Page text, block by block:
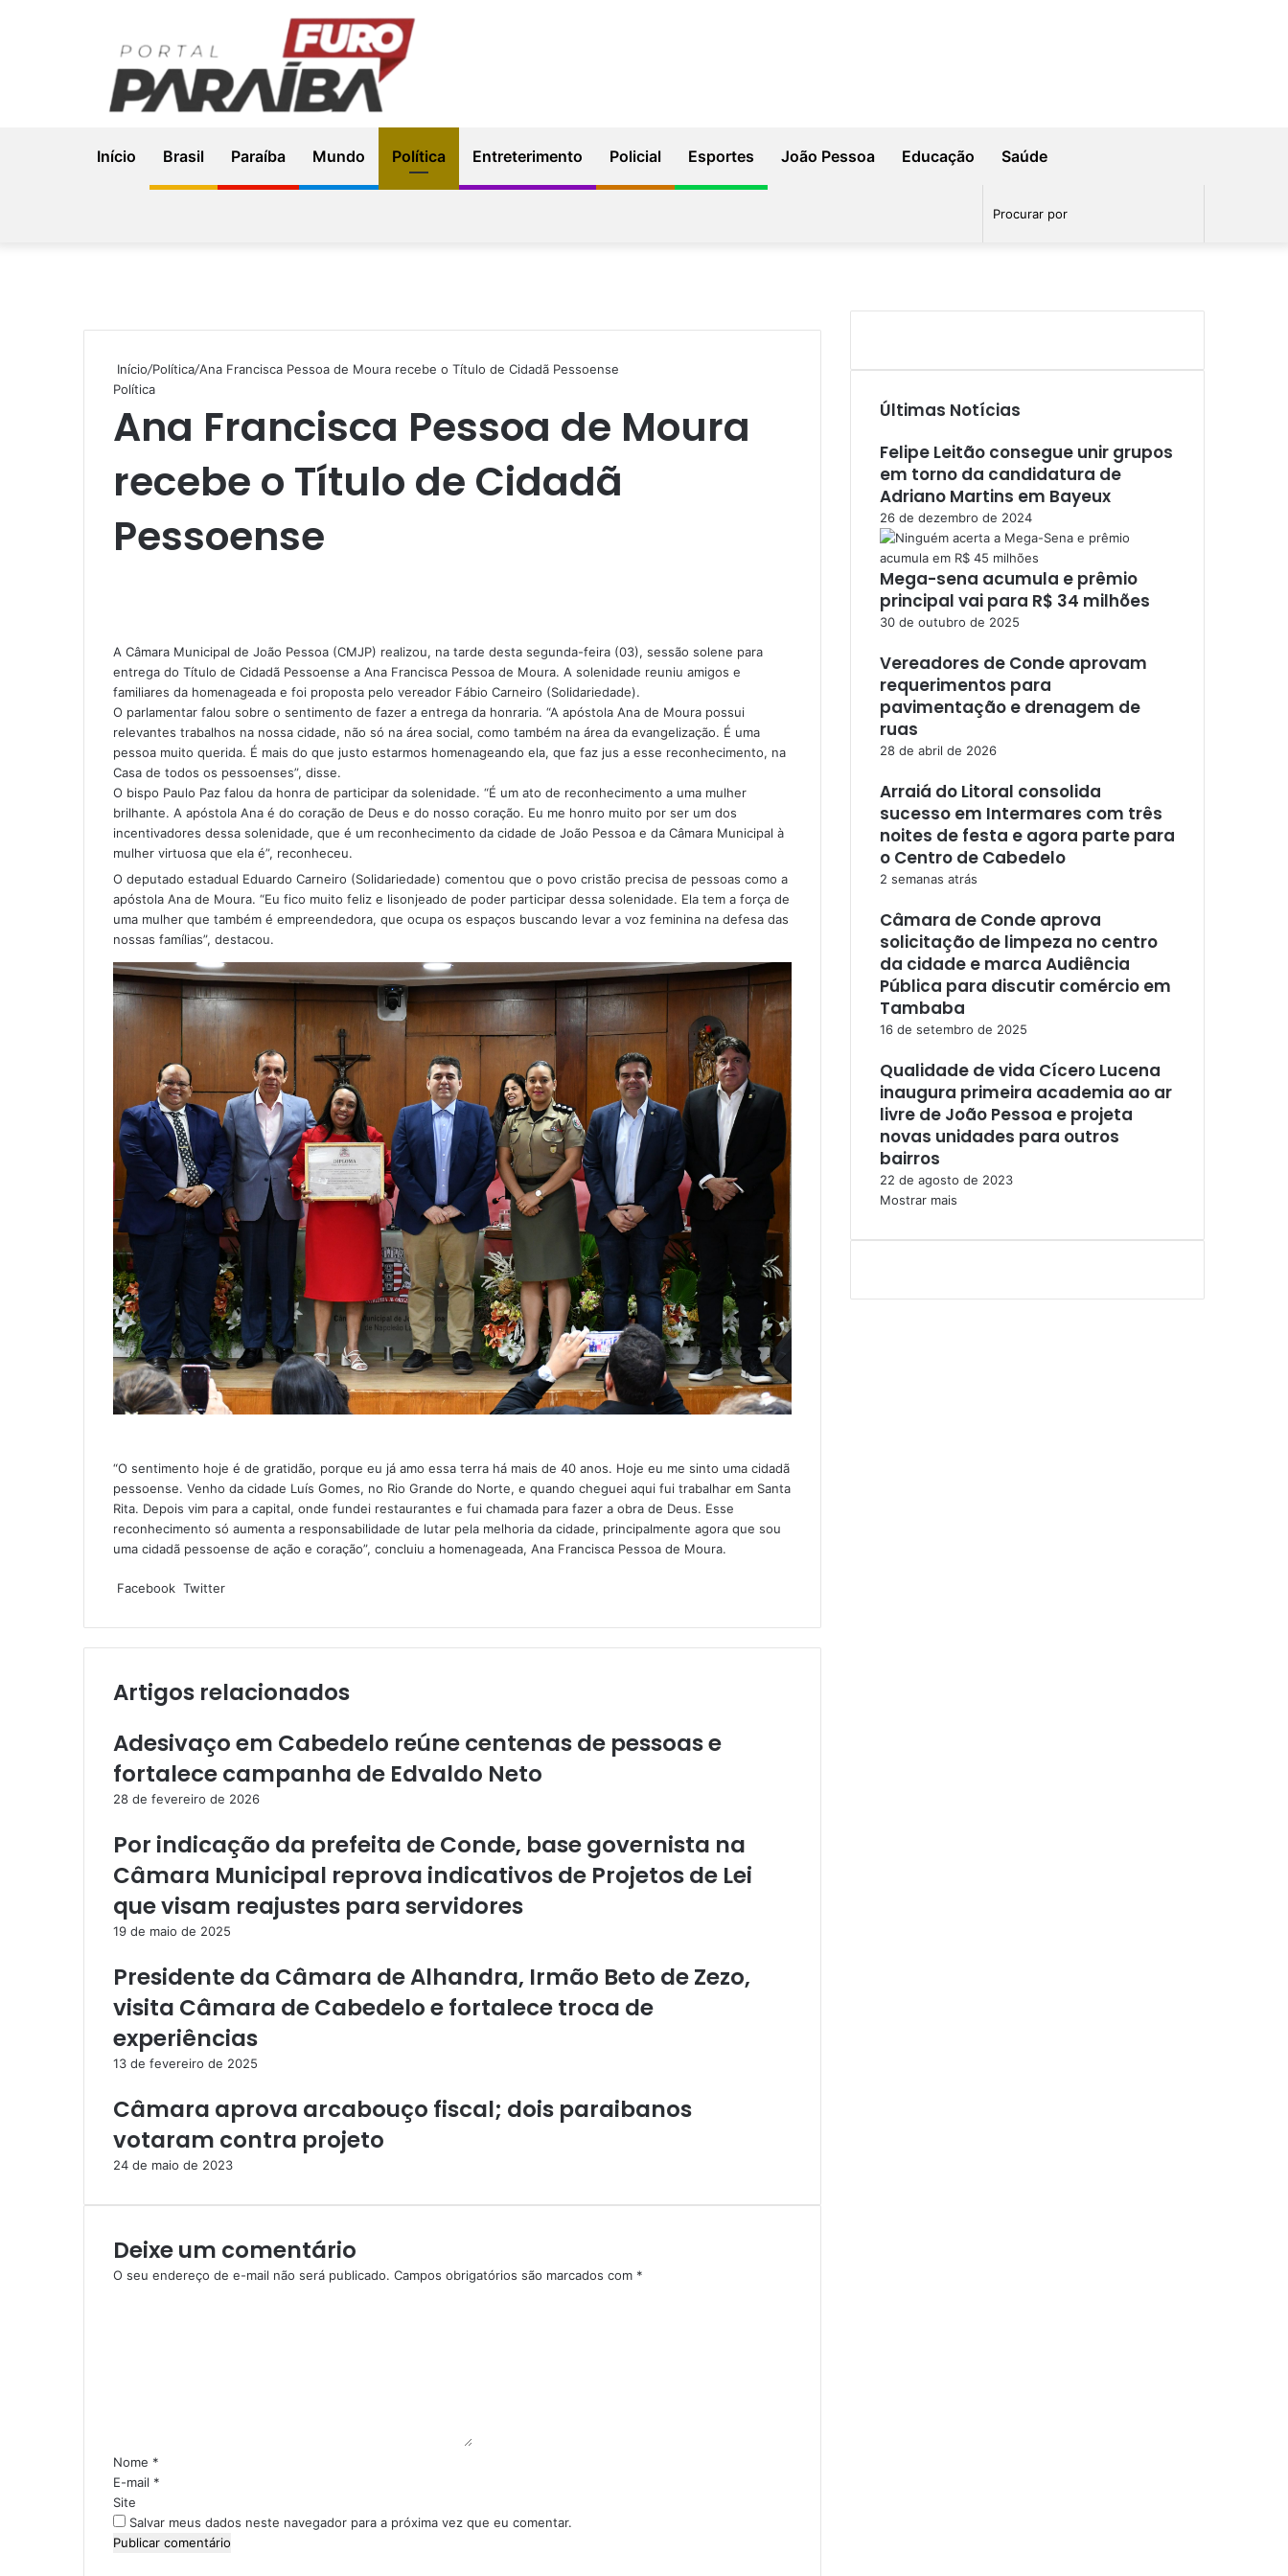
Início Brasil Paraíba Mundo Política Entreterimento Policial Esportes João Pessoa Educação Saúde
Início/Política/Ana Francisca Pessoa de Moura recebe o Título de Cidadã Pessoense
Política
Ana Francisca Pessoa de Moura
recebe o Título de Cidadã
Pessoense
A Câmara Municipal de João Pessoa (CMJP) realizou, na tarde desta segunda-feira (03), sessão solene para
entrega do Título de Cidadã Pessoense a Ana Francisca Pessoa de Moura. A solenidade reuniu amigos e
familiares da homenageada e foi proposta pelo vereador Fábio Carneiro (Solidariedade).
O parlamentar falou sobre o sentimento de fazer a entrega da honraria. “A apóstola Ana de Moura possui
relevantes trabalhos na nossa cidade, não só na área social, como também na área da evangelização. É uma
pessoa muito querida. É mais do que justo estarmos homenageando ela, que faz jus a esse reconhecimento, na
Casa de todos os pessoenses”, disse.
O bispo Paulo Paz falou da honra de participar da solenidade. “É um ato de reconhecimento a uma mulher
brilhante. A apóstola Ana é do coração de Deus e do nosso coração. Eu me honro muito por ser um dos
incentivadores dessa solenidade, que é um reconhecimento da cidade de João Pessoa e da Câmara Municipal à
mulher virtuosa que ela é”, reconheceu.
O deputado estadual Eduardo Carneiro (Solidariedade) comentou que o povo cristão precisa de pessoas como a
apóstola Ana de Moura. “Eu fico muito feliz e lisonjeado de poder participar dessa solenidade. Ela tem a força de
uma mulher que também é empreendedora, que ocupa os espaços buscando levar a voz feminina na defesa das
nossas famílias”, destacou.
“O sentimento hoje é de gratidão, porque eu já amo essa terra há mais de 40 anos. Hoje eu me sinto uma cidadã
pessoense. Venho da cidade Luís Gomes, no Rio Grande do Norte, e quando cheguei aqui fui trabalhar em Santa
Rita. Depois vim para a capital, onde fundei restaurantes e fui chamada para fazer a obra de Deus. Esse
reconhecimento só aumenta a responsabilidade de lutar pela melhoria da cidade, principalmente agora que sou
uma cidadã pessoense de ação e coração”, concluiu a homenageada, Ana Francisca Pessoa de Moura.
Facebook Twitter
n
k
d
n
t
r
t
y
p
s
s
n
r
s
s
n
r
a
t
A
l
e
r
m
p
r
h
i
a
-
i
Artigos relacionados
Adesivaço em Cabedelo reúne centenas de pessoas e
fortalece campanha de Edvaldo Neto
28 de fevereiro de 2026
Por indicação da prefeita de Conde, base governista na
Câmara Municipal reprova indicativos de Projetos de Lei
que visam reajustes para servidores
19 de maio de 2025
Presidente da Câmara de Alhandra, Irmão Beto de Zezo,
visita Câmara de Cabedelo e fortalece troca de
experiências
13 de fevereiro de 2025
Câmara aprova arcabouço fiscal; dois paraibanos
votaram contra projeto
24 de maio de 2023
Deixe um comentário
O seu endereço de e-mail não será publicado. Campos obrigatórios são marcados com *
i
o
*
Nome *
E-mail *
Site
Salvar meus dados neste navegador para a próxima vez que eu comentar.
Últimas Notícias
Felipe Leitão consegue unir grupos
em torno da candidatura de
Adriano Martins em Bayeux
26 de dezembro de 2024
Mega-sena acumula e prêmio
principal vai para R$ 34 milhões
30 de outubro de 2025
Vereadores de Conde aprovam
requerimentos para
pavimentação e drenagem de
ruas
28 de abril de 2026
Arraiá do Litoral consolida
sucesso em Intermares com três
noites de festa e agora parte para
o Centro de Cabedelo
2 semanas atrás
Câmara de Conde aprova
solicitação de limpeza no centro
da cidade e marca Audiência
Pública para discutir comércio em
Tambaba
16 de setembro de 2025
Qualidade de vida Cícero Lucena
inaugura primeira academia ao ar
livre de João Pessoa e projeta
novas unidades para outros
bairros
22 de agosto de 2023
Mostrar mais